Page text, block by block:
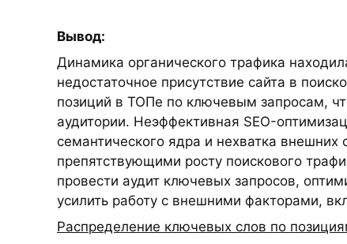
Вывод:
Динамика органического трафика
недостаточное присутствие сайта в
позиций в ТОПе по ключевым запросам,
аудитории. Неэффективная SEO-
семантического ядра и нехватка
препятствующими росту поискового
провести аудит ключевых запросов,
усилить работу с внешними факторами,
Распределение ключевых слов по